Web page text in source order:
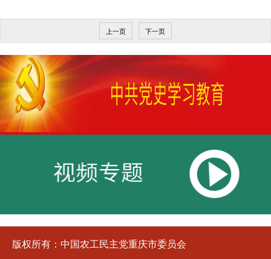
上一页 下一页
版权所有：中国农工民主党重庆市委员会